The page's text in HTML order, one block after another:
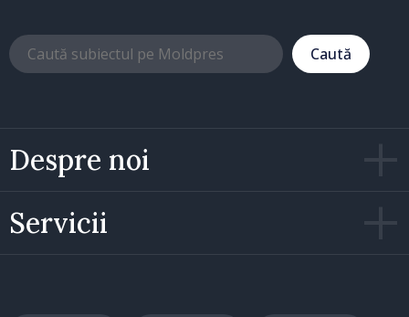
Despre noi
Servicii
Caută